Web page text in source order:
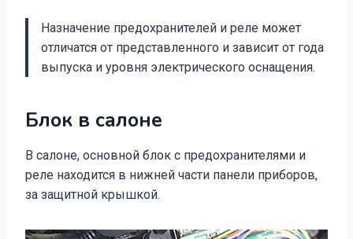
Назначение предохранителей и реле может
отличатся от представленного и зависит от года
выпуска и уровня электрического оснащения.
Блок в салоне
В салоне, основной блок с предохранителями и
реле находится в нижней части панели приборов,
за защитной крышкой.